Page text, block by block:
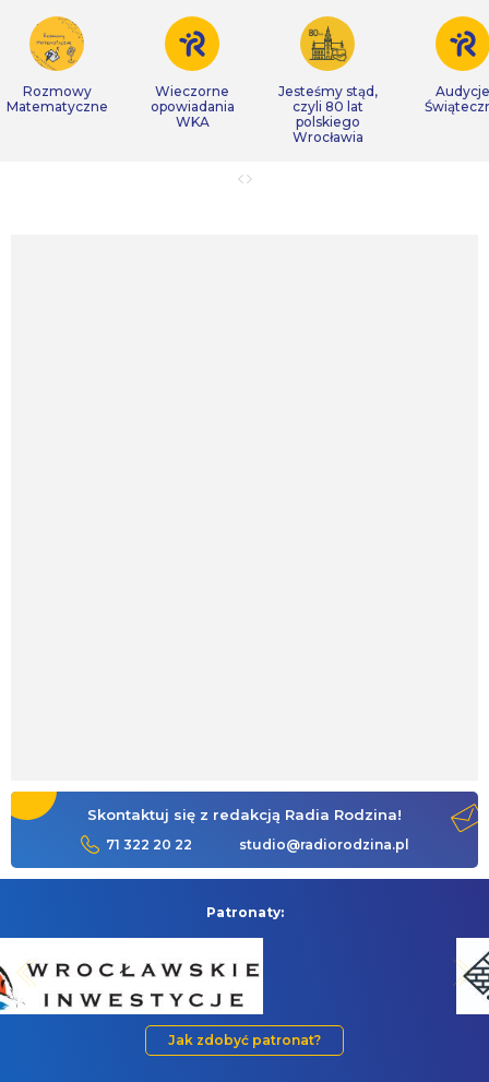
Rozmowy
Matematyczne
Wieczorne
opowiadania
WKA
Jesteśmy stąd,
czyli 80 lat
polskiego
Wrocławia
Audycje
Skontaktuj się z redakcją Radia Rodzina!
71 322 20 22 studio@radiorodzina.pl
Patronaty:
Jak zdobyć patronat?